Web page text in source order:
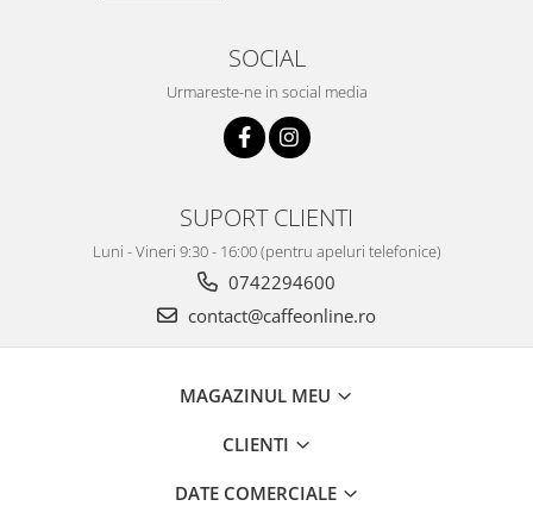
SOCIAL
Urmareste-ne in social media
SUPORT CLIENTI
Luni - Vineri 9:30 - 16:00 (pentru apeluri telefonice)
0742294600
contact@caffeonline.ro
MAGAZINUL MEU
CLIENTI
DATE COMERCIALE